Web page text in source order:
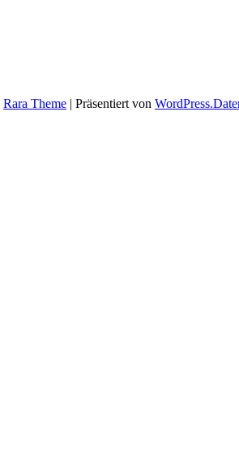
Rara Theme | Präsentiert von WordPress.